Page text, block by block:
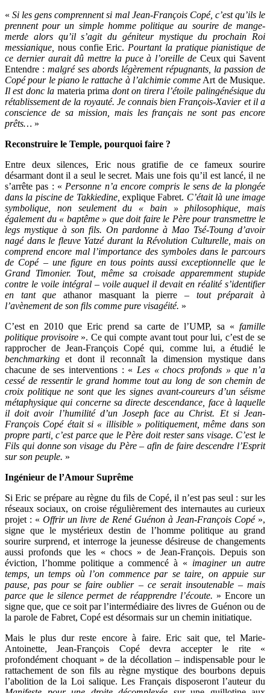
«Si les gens comprennent si mal Jean-François Copé, c’est qu’ils le
prennent pour un simple homme politique au sourire de mange-
merde alors qu’il s’agit du géniteur mystique du prochain Roi
messianique, nous confie Eric. Pourtant la pratique pianistique de
ce dernier aurait dû mettre la puce à l’oreille deCeux qui Savent
Entendre : malgré ses abords légèrement répugnants, la passion de
Copé pour le piano le rattache à l’alchimie comme Art de Musique.
Il est donc la materia prima dont on tirera l’étoile palingénésique du
rétablissement de la royauté. Je connais bien François-Xavier et il a
conscience de sa mission, mais les français ne sont pas encore
prêts… »
Reconstruire le Temple, pourquoi faire ?
Entre deux silences, Eric nous gratifie de ce fameux sourire
désarmant dont il a seul le secret. Mais une fois qu’il est lancé, il ne
s’arrête pas : « Personne n’a encore compris le sens de la plongée
dans la piscine de Takkiedine, explique Fabret. C’était là une image
symbolique, non seulement du « bain » philosophique, mais
également du « baptême » que doit faire le Père pour transmettre le
legs mystique à son fils. On pardonne à Mao Tsé-Toung d’avoir
nagé dans le fleuve Yatzé durant la Révolution Culturelle, mais on
comprend encore mal l’importance des symboles dans le parcours
de Copé – une figure en tous points aussi exceptionnelle que le
Grand Timonier. Tout, même sa croisade apparemment stupide
contre le voile intégral – voile auquel il devait en réalité s’identifier
en tant que athanor masquant la pierre – tout préparait à
l’avènement de son fils comme pure visagéité. »
C’est en 2010 que Eric prend sa carte de l’UMP, sa « famille
politique provisoire». Ce qui compte avant tout pour lui, c’est de se
rapprocher de Jean-François Copé qui, comme lui, a étudié le
benchmarking et dont il reconnaît la dimension mystique dans
chacune de ses interventions : « Les « chocs profonds » que n’a
cessé de ressentir le grand homme tout au long de son chemin de
croix politique ne sont que les signes avant-coureurs d’un séisme
métaphysique qui concerne sa directe descendance, face à laquelle
il doit avoir l’humilité d’un Joseph face au Christ. Et si Jean-
François Copé était si « illisible » politiquement, même dans son
propre parti, c’est parce que le Père doit rester sans visage. C’est le
Fils qui donne son visage du Père – afin de faire descendre l’Esprit
sur son peuple. »
Ingénieur de l’Amour Suprême
Si Eric se prépare au règne du fils de Copé, il n’est pas seul : sur les
réseaux sociaux, on croise régulièrement des internautes au curieux
projet : «Offrir un livre de René Guénon à Jean-François Copé»,
signe que le mystérieux destin de l’homme politique au grand
sourire surprend, et interroge la jeunesse désireuse de changements
aussi profonds que les « chocs » de Jean-François. Depuis son
éviction, l’homme politique a commencé à « imaginer un autre
temps, un temps où l’on commence par se taire, on appuie sur
pause, pas pour se faire oublier – ce serait insoutenable – mais
parce que le silence permet de réapprendre l’écoute. » Encore un
signe que, que ce soit par l’intermédiaire des livres de Guénon ou de
la parole de Fabret, Copé est désormais sur un chemin initiatique.
Mais le plus dur reste encore à faire. Eric sait que, tel Marie-
Antoinette, Jean-François Copé devra accepter le rite «
profondément choquant » de la décollation – indispensable pour le
rattachement de son fils au règne mystique des bourbons depuis
l’abolition de la Loi salique. Les Français disposeront l’auteur du